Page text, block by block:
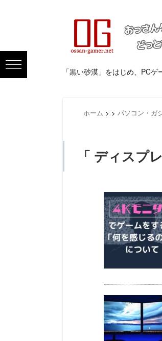
「黒い砂漠」をはじめ、PC
ホーム > > パソコン・ガ
「 ディスプ